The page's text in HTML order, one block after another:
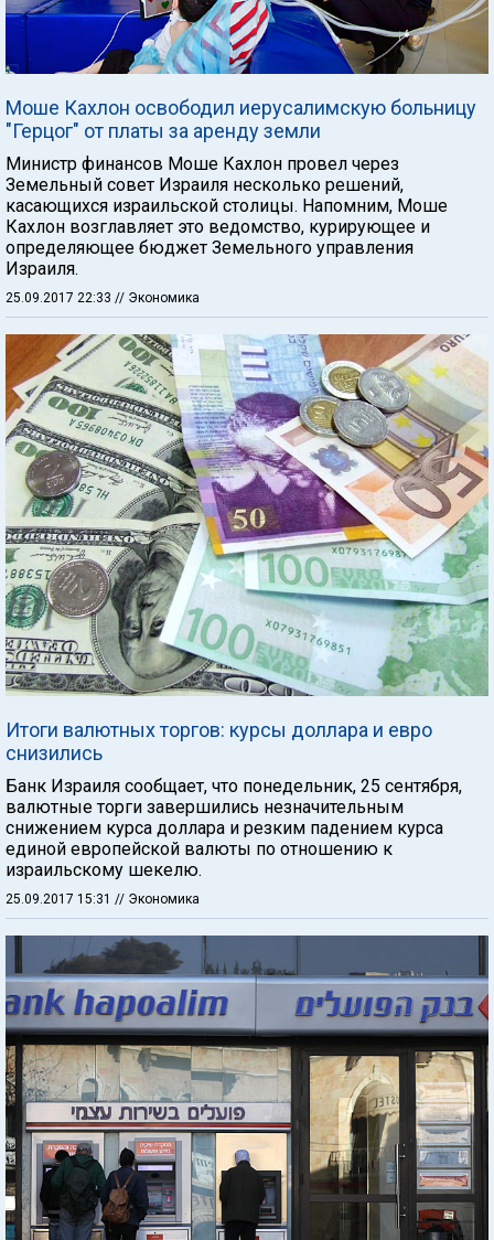
Моше Кахлон освободил иерусалимскую больницу
"Герцог" от платы за аренду земли
Министр финансов Моше Кахлон провел через
Земельный совет Израиля несколько решений,
касающихся израильской столицы. Напомним, Моше
Кахлон возглавляет это ведомство, курирующее и
определяющее бюджет Земельного управления
Израиля.
25.09.2017 22:33 // Экономика
Итоги валютных торгов: курсы доллара и евро
снизились
Банк Израиля сообщает, что понедельник, 25 сентября,
валютные торги завершились незначительным
снижением курса доллара и резким падением курса
единой европейской валюты по отношению к
израильскому шекелю.
25.09.2017 15:31 // Экономика